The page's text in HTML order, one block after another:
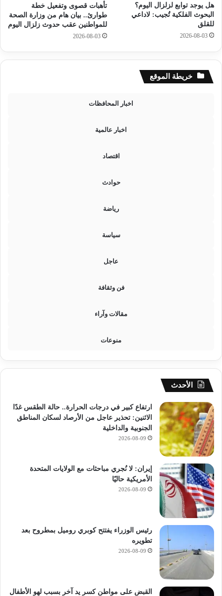
غ
دً
ا
د
م
ر
ب
ن
ل
هل يوجد توابع لزلزال اليوم؟
البحوث الفلكية تُجيب: لاداعي
للقلق
2026-08-03
تأهبات قصوى وتفعيل خطة
طوارئ.. بيان هام من وزارة الصحة
للمواطنين عقب حدوث زلزال اليوم
2026-08-03
خريطة الموقع
اخبار المحافظات
اخبار عالمية
اقتصاد
حوادث
رياضة
سياسة
عاجل
فن وثقافة
مقالات وآراء
منوعات
الأحدث
ارتفاع كبير في درجات الحرارة.. حالة الطقس غدًا
الاثنين: تحذير عاجل من الأرصاد لسكان المناطق
الجنوبية والداخلية
2026-08-09
إيران: لا نُجري مباحثات مع الولايات المتحدة
الأمريكية حاليًا
2026-08-09
رئيس الوزراء يفتتح كوبري روميل بمطروح بعد
تطويره
2026-08-09
القبض على مواطن كسر يد آخر بسبب لهو الأطفال